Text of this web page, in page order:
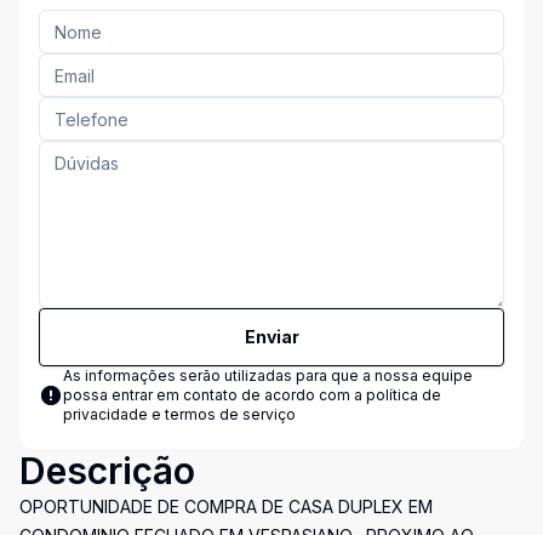
Enviar
As informações serão utilizadas para que a nossa equipe
possa entrar em contato de acordo com a política de
privacidade e termos de serviço
Descrição
OPORTUNIDADE DE COMPRA DE CASA DUPLEX EM